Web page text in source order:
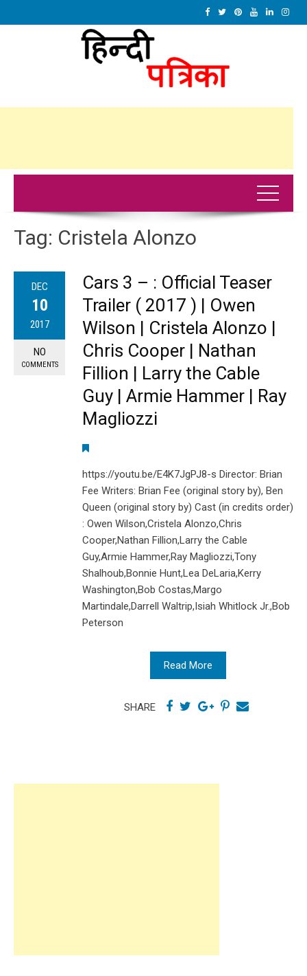
Tag: Cristela Alonzo
DEC
10
2017
NO
COMMENTS
Cars 3 – : Official Teaser
Trailer ( 2017 ) | Owen
Wilson | Cristela Alonzo |
Chris Cooper | Nathan
Fillion | Larry the Cable
Guy | Armie Hammer | Ray
Magliozzi
https://youtu.be/E4K7JgPJ8-s Director: Brian
Fee Writers: Brian Fee (original story by), Ben
Queen (original story by) Cast (in credits order)
: Owen Wilson,Cristela Alonzo,Chris
Cooper,Nathan Fillion,Larry the Cable
Guy,Armie Hammer,Ray Magliozzi,Tony
Shalhoub,Bonnie Hunt,Lea DeLaria,Kerry
Washington,Bob Costas,Margo
Martindale,Darrell Waltrip,Isiah Whitlock Jr.,Bob
Peterson
Read More
SHARE